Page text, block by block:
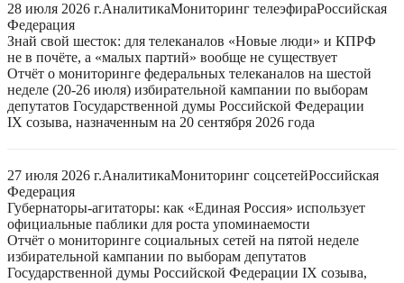
28 июля 2026 г.АналитикаМониторинг телеэфираРоссийская
Федерация
Знай свой шесток: для телеканалов «Новые люди» и КПРФ
не в почёте, а «малых партий» вообще не существует
Отчёт о мониторинге федеральных телеканалов на шестой
неделе (20-26 июля) избирательной кампании по выборам
депутатов Государственной думы Российской Федерации
IX созыва, назначенным на 20 сентября 2026 года
27 июля 2026 г.АналитикаМониторинг соцсетейРоссийская
Федерация
Губернаторы-агитаторы: как «Единая Россия» использует
официальные паблики для роста упоминаемости
Отчёт о мониторинге социальных сетей на пятой неделе
избирательной кампании по выборам депутатов
Государственной думы Российской Федерации IX созыва,